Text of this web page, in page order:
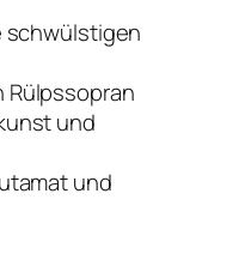
schwülstigen
Rülpssopran
und
und